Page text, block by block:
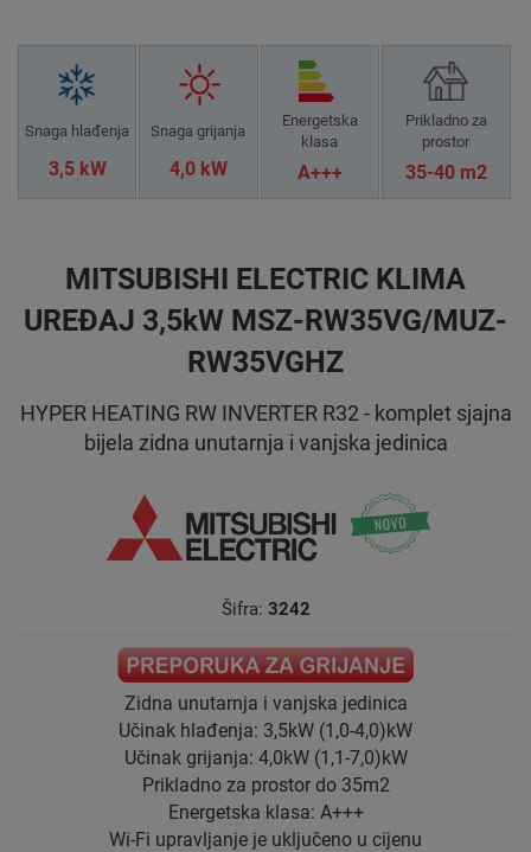
Snaga hlađenja
3,5 kW
Snaga grijanja
4,0 kW
Energetska
klasa
A+++
Prikladno za
prostor
35-40 m2
MITSUBISHI ELECTRIC KLIMA
UREĐAJ 3,5kW MSZ-RW35VG/MUZ-
RW35VGHZ
HYPER HEATING RW INVERTER R32 - komplet sjajna
bijela zidna unutarnja i vanjska jedinica
Šifra: 3242
Zidna unutarnja i vanjska jedinica
Učinak hlađenja: 3,5kW (1,0-4,0)kW
Učinak grijanja: 4,0kW (1,1-7,0)kW
Prikladno za prostor do 35m2
Energetska klasa: A+++
Wi-Fi upravljanje je uključeno u cijenu